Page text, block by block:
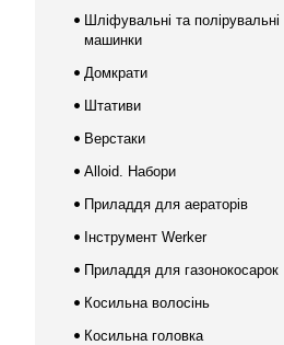
Шліфувальні та полірувальні
машинки
Домкрати
Штативи
Верстаки
Alloid. Набори
Приладдя для аераторів
Інструмент Werker
Приладдя для газонокосарок
Косильна волосінь
Косильна головка